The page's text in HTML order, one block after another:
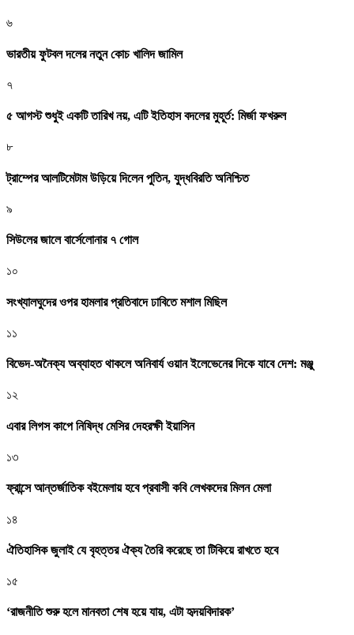
৬
ভারতীয় ফুটবল দলের নতুন কোচ খালিদ জামিল
৭
৫ আগস্ট শুধুই একটি তারিখ নয়, এটি ইতিহাস বদলের মুহূর্ত: মির্জা ফখরুল
৮
ট্রাম্পের আলটিমেটাম উড়িয়ে দিলেন পুতিন, যুদ্ধবিরতি অনিশ্চিত
৯
সিউলের জালে বার্সেলোনার ৭ গোল
১০
সংখ্যালঘুদের ওপর হামলার প্রতিবাদে ঢাবিতে মশাল মিছিল
১১
বিভেদ-অনৈক্য অব্যাহত থাকলে অনিবার্য ওয়ান ইলেভেনের দিকে যাবে দেশ: মঞ্জু
১২
এবার লিগস কাপে নিষিদ্ধ মেসির দেহরক্ষী ইয়াসিন
১৩
ফ্রান্সে আন্তর্জাতিক বইমেলায় হবে প্রবাসী কবি লেখকদের মিলন মেলা
১৪
ঐতিহাসিক জুলাই যে বৃহত্তর ঐক্য তৈরি করেছে তা টিকিয়ে রাখতে হবে
১৫
‘রাজনীতি শুরু হলে মানবতা শেষ হয়ে যায়, এটা হৃদয়বিদারক’